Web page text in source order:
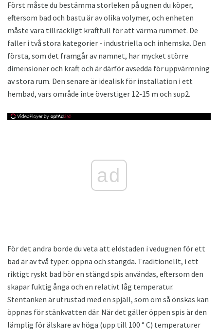
Först måste du bestämma storleken på ugnen du köper,
eftersom bad och bastu är av olika volymer, och enheten
måste vara tillräckligt kraftfull för att värma rummet. De
faller i två stora kategorier - industriella och inhemska. Den
första, som det framgår av namnet, har mycket större
dimensioner och kraft och är därför avsedda för uppvärmning
av stora rum. Den senare är idealisk för installation i ett
hembad, vars område inte överstiger 12-15 m och sup2.
ad
För det andra borde du veta att eldstaden i vedugnen för ett
bad är av två typer: öppna och stängda. Traditionellt, i ett
riktigt ryskt bad bör en stängd spis användas, eftersom den
skapar fuktig ånga och en relativt låg temperatur.
Stentanken är utrustad med en spjäll, som om så önskas kan
öppnas för stänkvatten där. När det gäller öppen spis är den
lämplig för älskare av höga (upp till 100 ° C) temperaturer